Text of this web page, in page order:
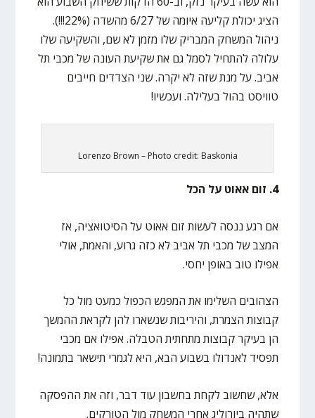
הציג יכולת קליעה איומה של 6/27 מהשדה (22%!!!).
ניהול המשחק המבריק שלו מזמן לא שם, והשקיעה שלו
עלולה להתחיל לסמל גם את שקיעת העונה של מכבי תל
אביב. על מנת שזה לא יקרה. שני הצדדים חייבים
טוויסט בהול בעלילה. ועכשיו!
Lorenzo Brown – Photo credit: Baskonia
4. זום אאוט על הכל
אם רגע ננסה לעשות זום אאוט על הסיטואציה, אז
המצב של מכבי תל אביב לא כזה גרוע, והאמת, אולי
אפילו טוב באופן יחסי.
הצהובים השלימו את המפגש הכפול כמעט מול כל
קבוצות הצמרת, והיריבות שנשארו להן לקראת ההמשך
הן בעיקר קבוצות מתחתית הטבלה. אפילו אם מכבי
תפסיד לאנדולו בשבוע הבא, היא לגמרי תישאר בתמונה!
אלא, שחשוב לקחת בחשבון עוד דבר, וזה את ההפסקה
שתהיה ביורוליג אחרי המשחק מול הטורקים.